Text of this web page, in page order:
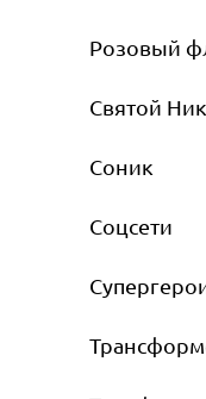
Розовый
Святой
Соник
Соцсети